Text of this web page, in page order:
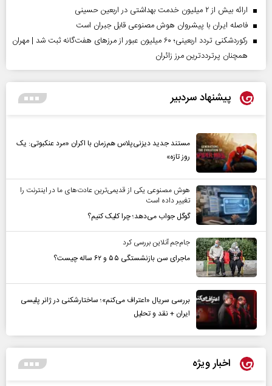
ارائه بیش از ۲ میلیون خدمت بهداشتی در اربعین حسینی
فاصله ایران با پیشرو‌ان هوش مصنوعی قابل جبران است
رکوردشکنی تردد اربعینی؛ ۶۰ میلیون عبور از مرزهای هفت‌گانه ثبت شد | مهران
همچنان پرترددترین مرز زائران
پیشنهاد سردبیر
مستند جدید دیزنی‌پلاس هم‌زمان با اکران «مرد عنکبوتی: یک
روز تازه»
هوش مصنوعی یکی از قدیمی‌ترین عادت‌های ما در اینترنت را
تغییر داده است
گوگل جواب می‌دهد؛ چرا کلیک کنیم؟
جام‌جم آنلاین بررسی کرد
ماجرای سن بازنشستگی ۵۵ و ۶۲ ساله چیست؟
بررسی سریال «اعتراف می‌کنم»؛ ساختارشکنی در ژانر پلیسی
ایران + نقد و تحلیل
اخبار ویژه